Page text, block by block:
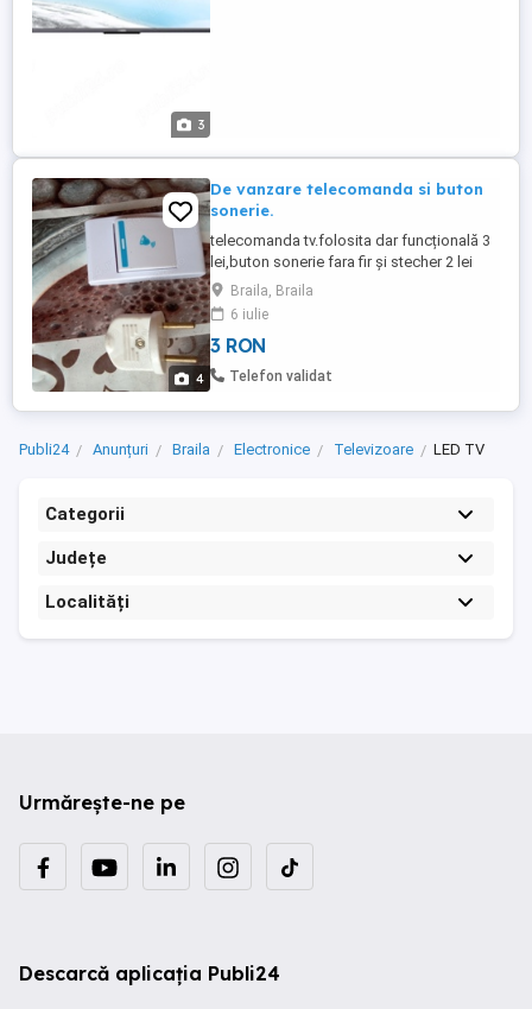
3
4
De vanzare telecomanda si buton
sonerie.
telecomanda tv.folosita dar funcțională 3
lei,buton sonerie fara fir și stecher 2 lei
bucata stare noi
Braila, Braila
6 iulie
3 RON
Telefon validat
Publi24 Anunțuri Braila Electronice Televizoare LED TV
Categorii
Județe
Localități
Urmărește-ne pe
Descarcă aplicația Publi24